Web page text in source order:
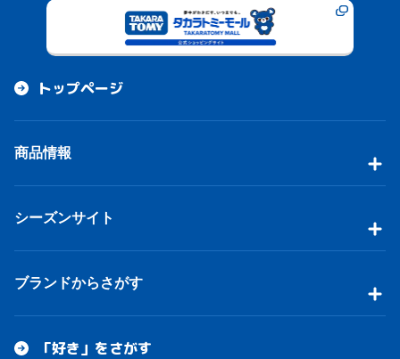
トップページ
商品情報
シーズンサイト
ブランドからさがす
「好き」をさがす